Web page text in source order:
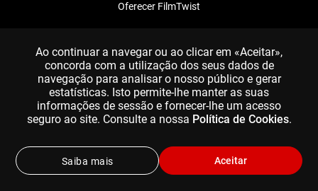
Oferecer FilmTwist
Ao continuar a navegar ou ao clicar em «Aceitar»,
concorda com a utilização dos seus dados de
navegação para analisar o nosso público e gerar
estatísticas. Isto permite-lhe manter as suas
informações de sessão e fornecer-lhe um acesso
seguro ao site. Consulte a nossa Política de Cookies.
Aceitar
Saiba mais